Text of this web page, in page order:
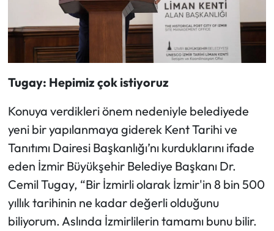
Tugay: Hepimiz çok istiyoruz
Konuya verdikleri önem nedeniyle belediyede
yeni bir yapılanmaya giderek Kent Tarihi ve
Tanıtımı Dairesi Başkanlığı’nı kurduklarını ifade
eden İzmir Büyükşehir Belediye Başkanı Dr.
Cemil Tugay, “Bir İzmirli olarak İzmir'in 8 bin 500
yıllık tarihinin ne kadar değerli olduğunu
biliyorum. Aslında İzmirlilerin tamamı bunu bilir.